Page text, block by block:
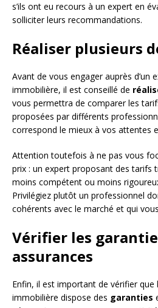
s’ils ont eu recours à un expert en
solliciter leurs recommandations.
Réaliser plusieurs
Avant de vous engager auprès d’un
immobilière, il est conseillé de
vous permettra de comparer les
proposées par différents
correspond le mieux à vos attentes
Attention toutefois à ne pas vous
prix : un expert proposant des tarifs
moins compétent ou moins
Privilégiez plutôt un professionnel
cohérents avec le marché et qui
Vérifier les
assurances
Enfin, il est important de vérifier que
immobilière dispose des garanties